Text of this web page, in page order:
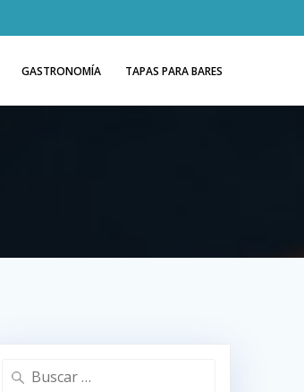
GASTRONOMÍA TAPAS PARA BARES
Buscar: